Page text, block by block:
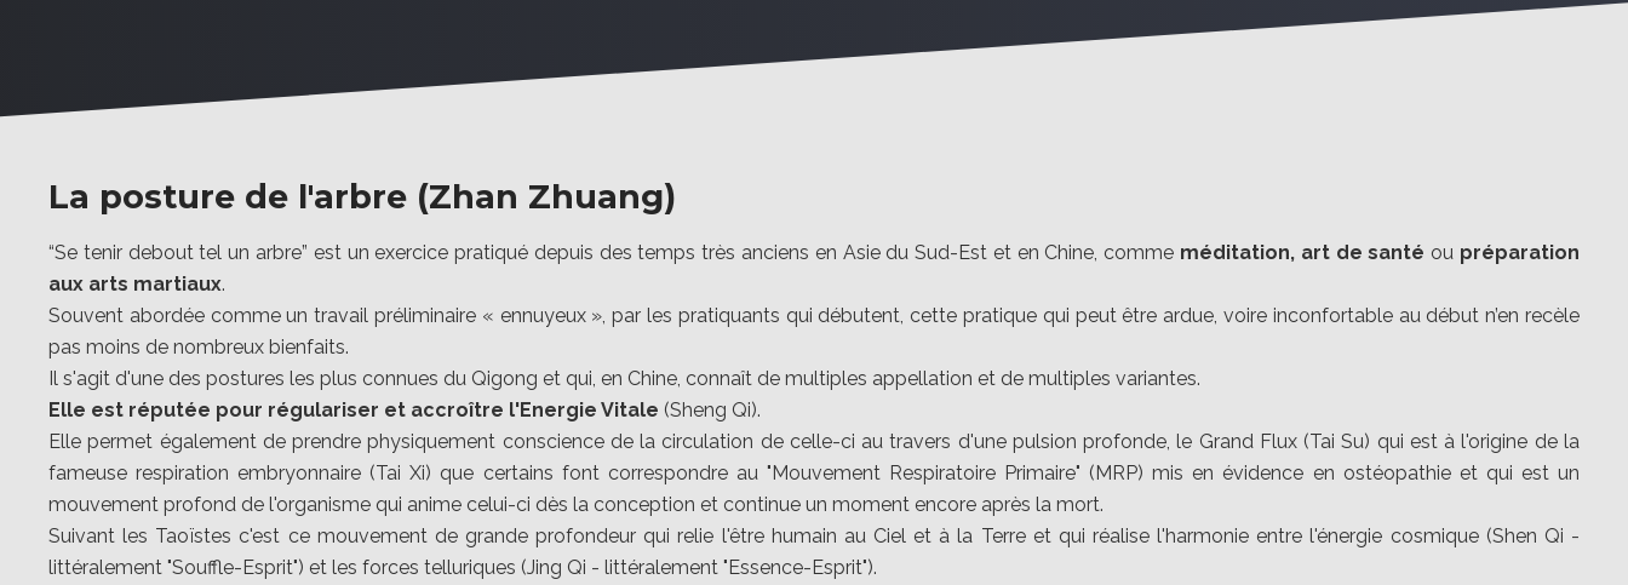
La posture de l'arbre (Zhan Zhuang)
“Se tenir debout tel un arbre” est un exercice pratiqué depuis des temps très anciens en Asie du Sud-Est et en Chine, comme méditation, art de santé ou préparation
aux arts martiaux.
Souvent abordée comme un travail préliminaire « ennuyeux », par les pratiquants qui débutent, cette pratique qui peut être ardue, voire inconfortable au début n’en recèle
pas moins de nombreux bienfaits.
Il s'agit d'une des postures les plus connues du Qigong et qui, en Chine, connaît de multiples appellation et de multiples variantes.
Elle est réputée pour régulariser et accroître l'Energie Vitale (Sheng Qi).
Elle permet également de prendre physiquement conscience de la circulation de celle-ci au travers d'une pulsion profonde, le Grand Flux (Tai Su) qui est à l'origine de la
fameuse respiration embryonnaire (Tai Xi) que certains font correspondre au "Mouvement Respiratoire Primaire" (MRP) mis en évidence en ostéopathie et qui est un
mouvement profond de l'organisme qui anime celui-ci dès la conception et continue un moment encore après la mort.
Suivant les Taoïstes c'est ce mouvement de grande profondeur qui relie l'être humain au Ciel et à la Terre et qui réalise l'harmonie entre l'énergie cosmique (Shen Qi -
littéralement "Souffle-Esprit") et les forces telluriques (Jing Qi - littéralement "Essence-Esprit").